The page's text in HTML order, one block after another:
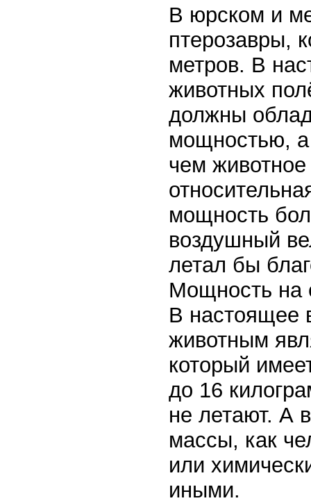
В юрском и
птерозавры,
метров. В
животных
должны
мощностью, а
чем
мощность
воздушный
летал бы
Мощность на
В настоящее
животным
который
до 16
не летают. А
массы, как
или
иными.